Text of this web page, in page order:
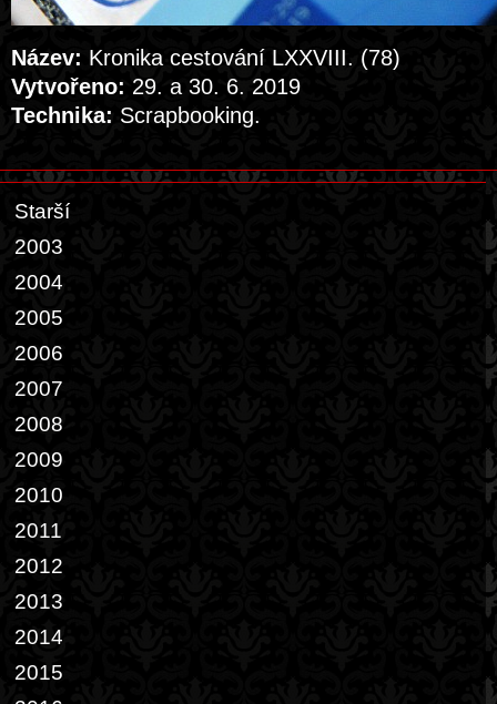
Název: Kronika cestování LXXVIII. (78)
Vytvořeno: 29. a 30. 6. 2019
Technika: Scrapbooking.
Starší
2003
2004
2005
2006
2007
2008
2009
2010
2011
2012
2013
2014
2015